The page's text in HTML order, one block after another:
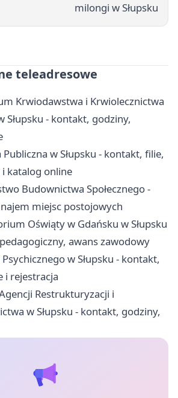
milongi w Słupsku
teleadresowe
Krwiodawstwa i Krwiolecznictwa
Słupsku - kontakt, godziny,
w Słupsku - kontakt, filie,
katalog online
Budownictwa Społecznego -
miejsc postojowych
Oświąty w Gdańsku w Słupsku
awans zawodowy
w Słupsku - kontakt,
i rejestracja
Restrukturyzacji i
w Słupsku - kontakt, godziny,